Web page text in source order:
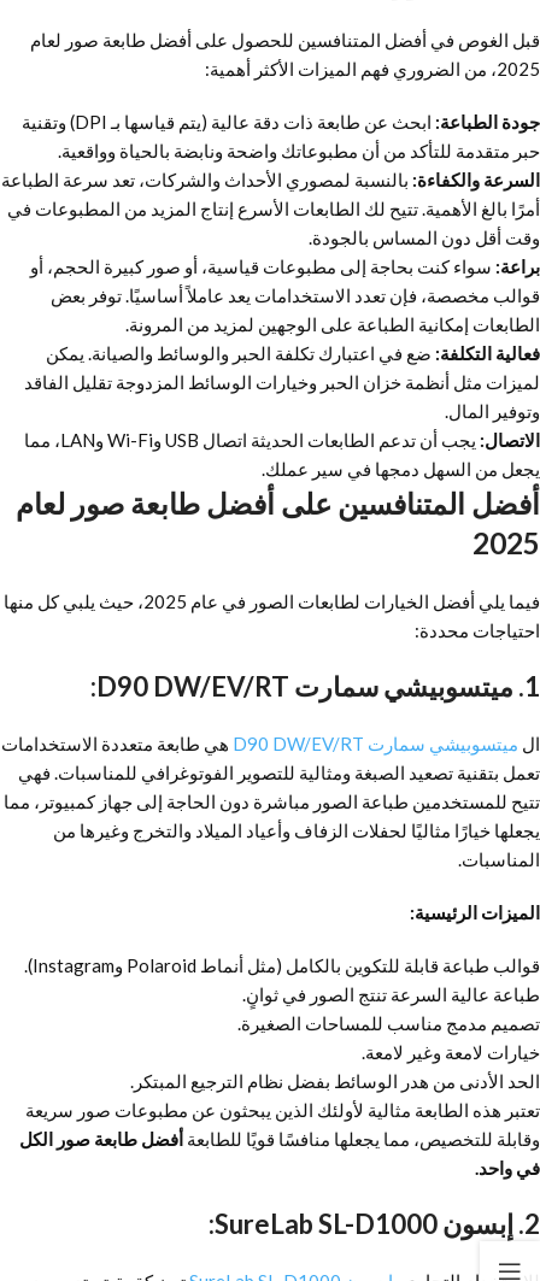
قبل الغوص في أفضل المتنافسين للحصول على أفضل طابعة صور لعام
2025، من الضروري فهم الميزات الأكثر أهمية:
جودة الطباعة:
ابحث عن طابعة ذات دقة عالية (يتم قياسها بـ DPI) وتقنية
حبر متقدمة للتأكد من أن مطبوعاتك واضحة ونابضة بالحياة وواقعية.
السرعة والكفاءة: بالنسبة لمصوري الأحداث والشركات، تعد سرعة الطباعة
أمرًا بالغ الأهمية. تتيح لك الطابعات الأسرع إنتاج المزيد من المطبوعات في
وقت أقل دون المساس بالجودة.
براعة: سواء كنت بحاجة إلى مطبوعات قياسية، أو صور كبيرة الحجم، أو
قوالب مخصصة، فإن تعدد الاستخدامات يعد عاملاً أساسيًا. توفر بعض
الطابعات إمكانية الطباعة على الوجهين لمزيد من المرونة.
فعالية التكلفة: ضع في اعتبارك تكلفة الحبر والوسائط والصيانة. يمكن
لميزات مثل أنظمة خزان الحبر وخيارات الوسائط المزدوجة تقليل الفاقد
وتوفير المال.
الاتصال:
يجب أن تدعم الطابعات الحديثة اتصال USB وWi-Fi وLAN، مما
يجعل من السهل دمجها في سير عملك.
أفضل المتنافسين على أفضل طابعة صور لعام
2025
فيما يلي أفضل الخيارات لطابعات الصور في عام 2025، حيث يلبي كل منها
احتياجات محددة:
1. ميتسوبيشي سمارت D90 DW/EV/RT:
ال ميتسوبيشي سمارت D90 DW/EV/RT
هي طابعة متعددة الاستخدامات
تعمل بتقنية تصعيد الصبغة ومثالية للتصوير الفوتوغرافي للمناسبات. فهي
تتيح للمستخدمين طباعة الصور مباشرة دون الحاجة إلى جهاز كمبيوتر، مما
يجعلها خيارًا مثاليًا لحفلات الزفاف وأعياد الميلاد والتخرج وغيرها من
المناسبات.
الميزات الرئيسية:
قوالب طباعة قابلة للتكوين بالكامل (مثل أنماط Polaroid وInstagram).
طباعة عالية السرعة تنتج الصور في ثوانٍ.
تصميم مدمج مناسب للمساحات الصغيرة.
خيارات لامعة وغير لامعة.
الحد الأدنى من هدر الوسائط بفضل نظام الترجيع المبتكر.
تعتبر هذه الطابعة مثالية لأولئك الذين يبحثون عن مطبوعات صور سريعة
وقابلة للتخصيص، مما يجعلها منافسًا قويًا للطابعة أفضل طابعة صور الكل
في واحد.
2. إبسون SureLab SL-D1000: